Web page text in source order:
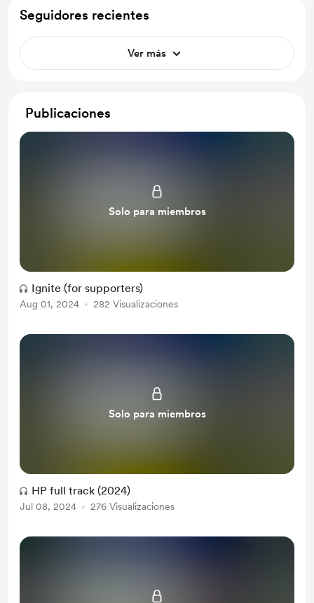
Seguidores recientes
Ver más
Publicaciones
Solo para miembros
Ignite (for supporters)
Aug 01, 2024 282 Visualizaciones
Solo para miembros
HP full track (2024)
Jul 08, 2024 276 Visualizaciones